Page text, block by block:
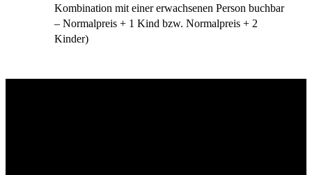
Kombination mit einer erwachsenen Person buchbar
– Normalpreis + 1 Kind bzw. Normalpreis + 2
Kinder)